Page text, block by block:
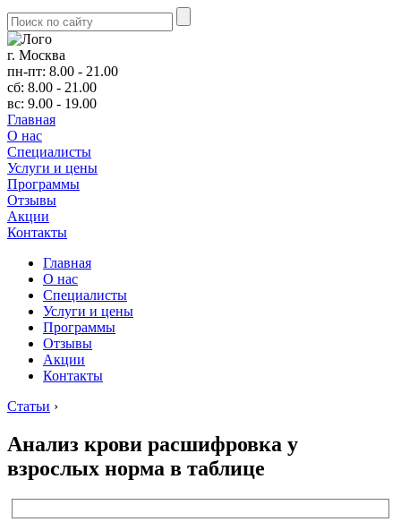
г. Москва
пн-пт: 8.00 - 21.00
сб: 8.00 - 21.00
вс: 9.00 - 19.00
Главная
О нас
Cпециалисты
Услуги и цены
Программы
Отзывы
Акции
Контакты
Главная
О нас
Cпециалисты
Услуги и цены
Программы
Отзывы
Акции
Контакты
Статьи ›
Анализ крови расшифровка у
взрослых норма в таблице